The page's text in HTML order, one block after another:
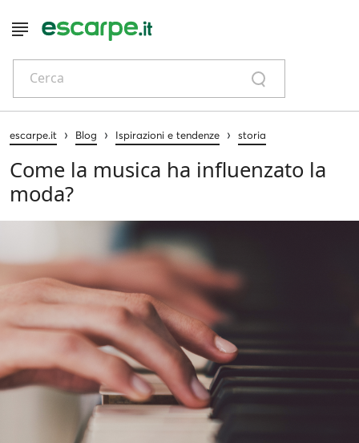
Cerca
escarpe.it › Blog › Ispirazioni e tendenze › storia
Come la musica ha influenzato la
moda?
Ispirazioni e tendenze